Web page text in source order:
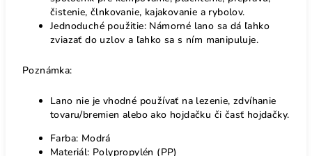
čistenie, člnkovanie, kajakovanie a rybolov.
Jednoduché použitie: Námorné lano sa dá ľahko
zviazať do uzlov a ľahko sa s ním manipuluje.
Poznámka:
Lano nie je vhodné používať na lezenie, zdvíhanie
tovaru/bremien alebo ako hojdačku či časť hojdačky.
Farba: Modrá
Materiál: Polypropylén (PP)